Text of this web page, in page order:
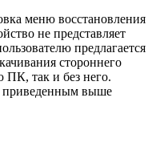
меню восстановления
не представляет
предлагается
стороннего
так и без него.
приведенным выше